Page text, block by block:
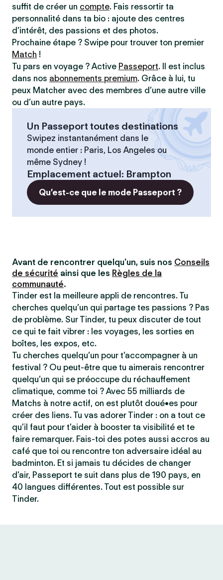
suffit de créer un compte. Fais ressortir ta
personnalité dans ta bio : ajoute des centres
d’intérêt, des passions et des photos.
Prochaine étape ? Swipe pour trouver ton premier
Match !
Tu pars en voyage ? Active Passeport. Il est inclus
dans nos abonnements premium. Grâce à lui, tu
peux Matcher avec des membres d’une autre ville
ou d’un autre pays.
Un Passeport toutes destinations
Swipez instantanément dans le
monde entier : Paris, Los Angeles ou
même Sydney !
Emplacement actuel: Brampton
Qu’est-ce que le mode Passeport ?
Avant de rencontrer quelqu’un, suis nos Conseils
de sécurité ainsi que les Règles de la
communauté.
Tinder est la meilleure appli de rencontres. Tu
cherches quelqu’un qui partage tes passions ? Pas
de problème. Sur Tinder, tu peux discuter de tout
ce qui te fait vibrer : les voyages, les sorties en
boîtes, les expos, etc.
Tu cherches quelqu’un pour t’accompagner à un
festival ? Ou peut-être que tu aimerais rencontrer
quelqu’un qui se préoccupe du réchauffement
climatique, comme toi ? Avec 55 milliards de
Matchs à notre actif, on est plutôt doué•es pour
créer des liens. Tu vas adorer Tinder : on a tout ce
qu’il faut pour t’aider à booster ta visibilité et te
faire remarquer. Fais-toi des potes aussi accros au
café que toi ou rencontre ton adversaire idéal au
badminton. Et si jamais tu décides de changer
d’air, Passeport te suit dans plus de 190 pays, en
40 langues différentes. Tout est possible sur
Tinder.